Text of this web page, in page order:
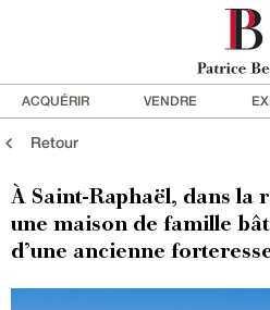
ACQUÉRIR VENDRE
Retour
À Saint-Raphaël, dans la
une maison de famille
d’une ancienne